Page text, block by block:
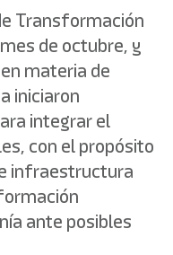
Transformación
de octubre, y
materia de
iniciaron
integrar el
con el propósito
infraestructura
ante posibles